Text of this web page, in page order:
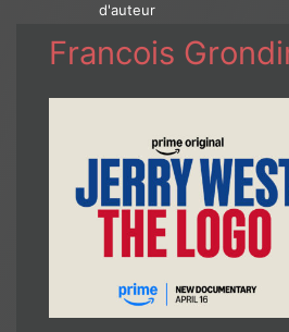
d'auteur
Francois